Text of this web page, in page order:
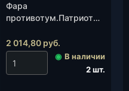
Фара
противотум.Патриот
3743011-10
/112.13.23.343-01)
(Руденск ОАО), шт.
2 014,80 руб.
◉ В наличии
2 шт.